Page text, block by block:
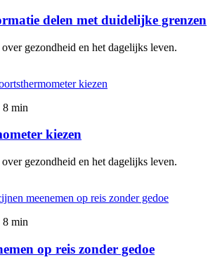
delen met duidelijke grenzen
gezondheid en het dagelijks leven.
8 min
kiezen
gezondheid en het dagelijks leven.
8 min
op reis zonder gedoe